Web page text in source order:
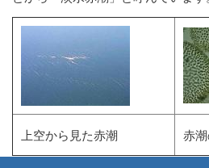
上空から見た赤潮 赤